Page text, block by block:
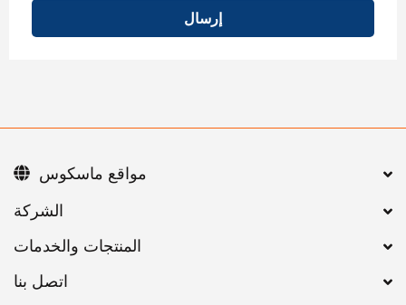
إرسال
اتصل بنا
مواقع ماسكوس